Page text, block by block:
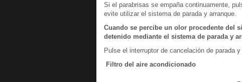
Si el parabrisas se empaña continuamente,
evite utilizar el sistema de parada y arranque.
Cuando se percibe un olor procedente del
detenido mediante el sistema de parada y
Pulse el interruptor de cancelación de parada
Filtro del aire acondicionado